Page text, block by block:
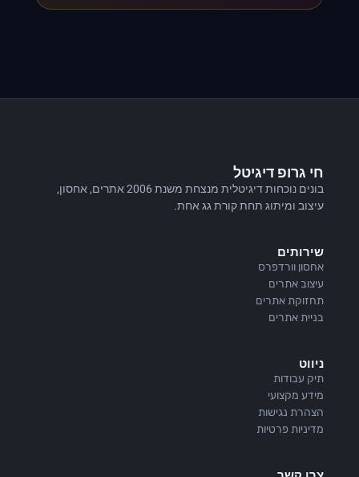
חי גרופ דיגיטל
בונים נוכחות דיגיטלית מנצחת משנת 2006 אתרים, אחסון,
עיצוב ומיתוג תחת קורת גג אחת.
שירותים
אחסון וורדפרס
עיצוב אתרים
תחזוקת אתרים
בניית אתרים
ניווט
תיק עבודות
מידע מקצועי
הצהרת נגישות
מדיניות פרטיות